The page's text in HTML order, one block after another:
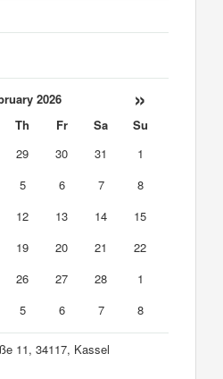
2026 »
Th Fr Sa
Su
29 30 31
1
5 6 7
8
12 13 14
15
19 20 21
22
26 27 28
1
5 6 7 8
11, 34117, Kassel